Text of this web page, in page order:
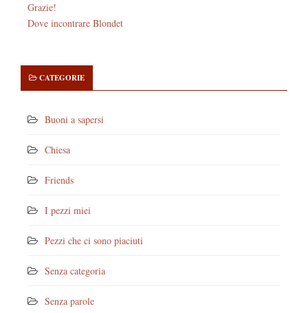
Grazie!
Dove incontrare Blondet
CATEGORIE
Buoni a sapersi
Chiesa
Friends
I pezzi miei
Pezzi che ci sono piaciuti
Senza categoria
Senza parole